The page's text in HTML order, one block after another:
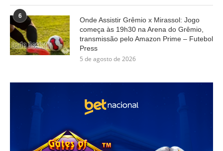
6
Onde Assistir Grêmio x Mirassol: Jogo
começa às 19h30 na Arena do Grêmio,
transmissão pelo Amazon Prime – Futebol
Press
5 de agosto de 2026